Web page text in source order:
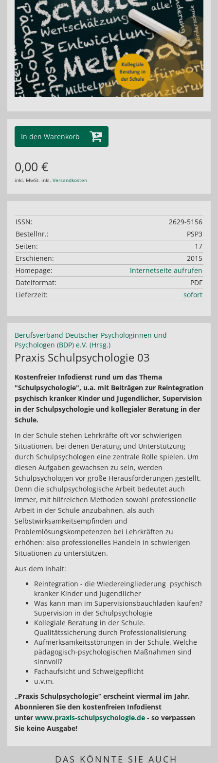
In den Warenkorb
0,00 €
inkl. MwSt. inkl. Versandkosten
ISSN:
2629-5156
Bestellnr.:
PSP3
Seiten:
17
Erschienen:
2015
Homepage:
Internetseite aufrufen
Dateiformat:
PDF
Lieferzeit:
sofort
Berufsverband Deutscher Psychologinnen und
Psychologen (BDP) e.V. (Hrsg.)
Praxis Schulpsychologie 03
Kostenfreier Infodienst rund um das Thema
"Schulpsychologie", u.a. mit Beiträgen zur Reintegration
psychisch kranker Kinder und Jugendlicher, Supervision
in der Schulpsychologie und kollegialer Beratung in der
Schule.
In der Schule stehen Lehrkräfte oft vor schwierigen
Situationen, bei denen Beratung und Unterstützung
durch Schulpsychologen eine zentrale Rolle spielen. Um
diesen Aufgaben gewachsen zu sein, werden
Schulpsychologen vor große Herausforderungen gestellt.
Denn die schulpsychologische Arbeit bedeutet auch
immer, mit hilfreichen Methoden sowohl professionelle
Arbeit in der Schule anzubahnen, als auch
Selbstwirksamkeitsempfinden und
Problemlösungskompetenzen bei Lehrkräften zu
erhöhen: also professionelles Handeln in schwierigen
Situationen zu unterstützen.
Aus dem Inhalt:
Reintegration - die Wiedereingliederung psychisch
kranker Kinder und Jugendlicher
Was kann man im Supervisionsbauchladen kaufen?
Supervision in der Schulpsychologie
Kollegiale Beratung in der Schule.
Qualitätssicherung durch Professionalisierung
Aufmerksamkeitsstörungen in der Schule. Welche
pädagogisch-psychologischen Maßnahmen sind
sinnvoll?
Fachaufsicht und Schweigepflicht
u.v.m.
„Praxis Schulpsychologie“ erscheint viermal im Jahr.
Abonnieren Sie den kostenfreien Infodienst
unter www.praxis-schulpsychologie.de - so verpassen
Sie keine Ausgabe!
DAS KÖNNTE SIE AUCH